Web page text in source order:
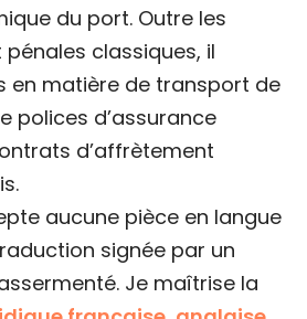
du port. Outre les
classiques, il
en matière de transport de
polices d’assurance
d’affrètement
aucune pièce en langue
signée par un
Je maîtrise la